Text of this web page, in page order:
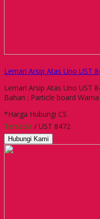
Lemari Arsip Atas Uno UST
Lemari Arsip Atas Uno UST
Bahan : Particle board
*Harga Hubungi CS
Tersedia / UST 8472
Hubungi Kami